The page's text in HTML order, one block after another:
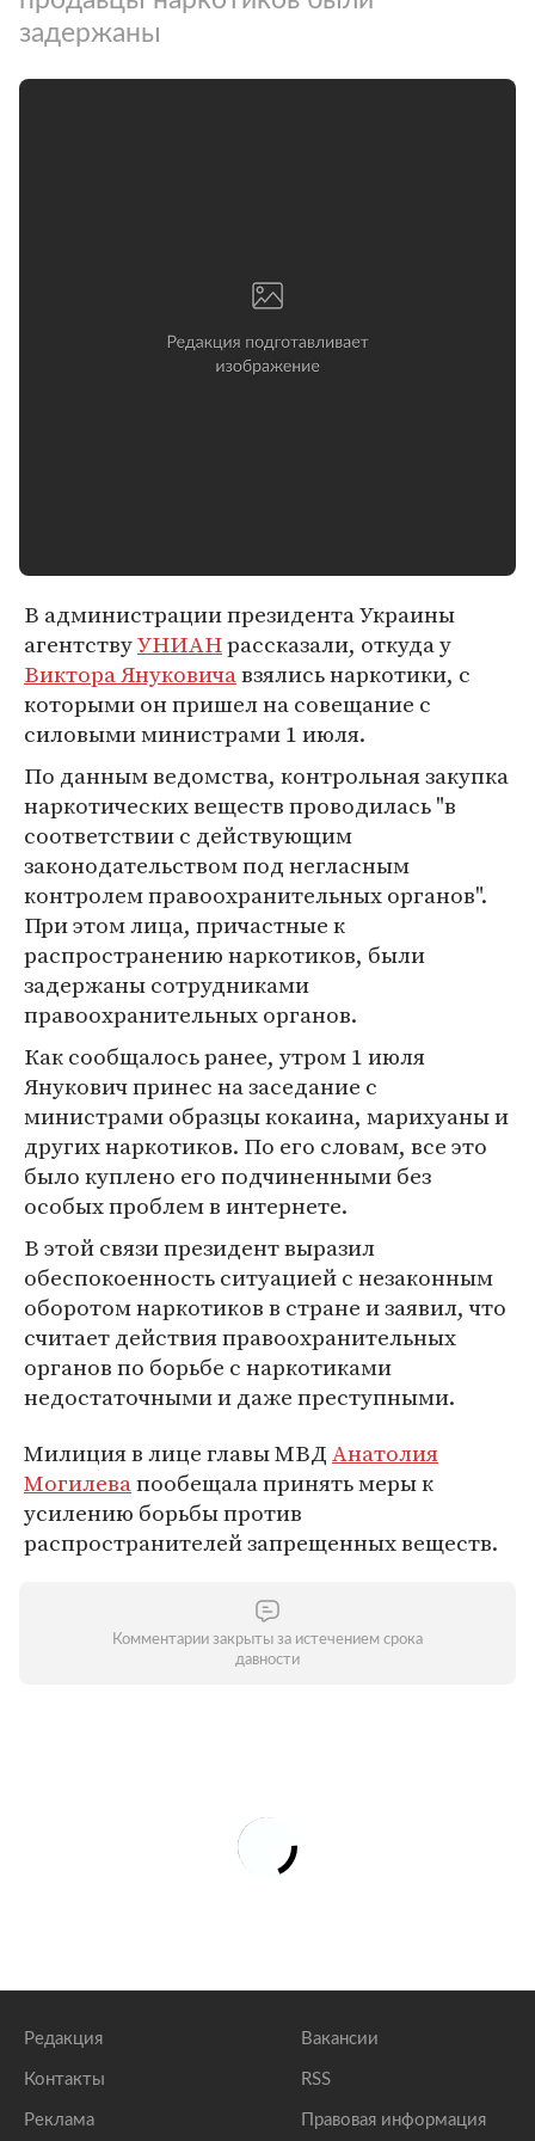
задержаны
В администрации президента Украины
агентствуУНИАНрассказали, откуда у
Виктора Януковичавзялись наркотики, с
которыми он пришел на совещание с
силовыми министрами 1 июля.
По данным ведомства, контрольная закупка
наркотических веществ проводилась "в
соответствии с действующим
законодательством под негласным
контролем правоохранительных органов".
При этом лица, причастные к
распространению наркотиков, были
задержаны сотрудниками
правоохранительных органов.
Как сообщалось ранее, утром 1 июля
Янукович принес на заседание с
министрами образцы кокаина, марихуаны и
других наркотиков. По его словам, все это
было куплено его подчиненными без
особых проблем в интернете.
В этой связи президент выразил
обеспокоенность ситуацией с незаконным
оборотом наркотиков в стране и заявил, что
считает действия правоохранительных
органов по борьбе с наркотиками
недостаточными и даже преступными.
Милиция в лице главы МВДАнатолия
Могилевапообещала принять меры к
усилению борьбы против
распространителей запрещенных веществ.
Комментарии закрыты за истечением срока
давности
Редакция
Контакты
Реклама
Вакансии
RSS
Правовая информация